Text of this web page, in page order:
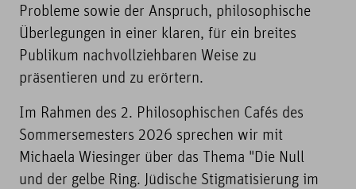
Probleme sowie der Anspruch, philosophische
Überlegungen in einer klaren, für ein breites
Publikum nachvollziehbaren Weise zu
präsentieren und zu erörtern.
Im Rahmen des 2. Philosophischen Cafés des
Sommersemesters 2026 sprechen wir mit
Michaela Wiesinger über das Thema "Die Null
und der gelbe Ring. Jüdische Stigmatisierung im